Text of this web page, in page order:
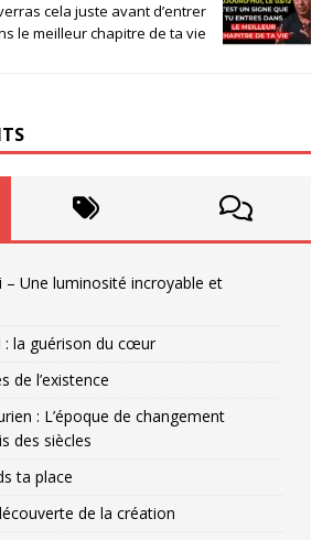
cela juste avant d’entrer
le meilleur chapitre de ta vie
– Une luminosité incroyable et
: la guérison du cœur
de l’existence
: L’époque de changement
des siècles
ta place
de la création